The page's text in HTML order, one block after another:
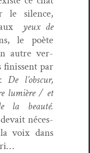
le silence,
yeux de
le poète
autre ver­
finis­sent par
:De l’obscur,
lumière / et
la beauté.
néces­
voix dans